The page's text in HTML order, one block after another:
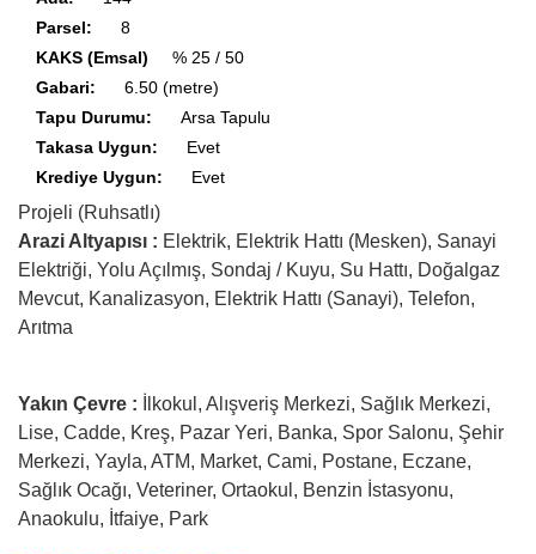
Parsel:
8
KAKS (Emsal)
% 25 / 50
Gabari:
6.50 (metre)
Tapu Durumu:
Arsa Tapulu
Takasa Uygun:
Evet
Krediye Uygun:
Evet
Projeli (Ruhsatlı)
Arazi Altyapısı : Elektrik, Elektrik Hattı (Mesken), Sanayi
Elektriği, Yolu Açılmış, Sondaj / Kuyu, Su Hattı, Doğalgaz
Mevcut, Kanalizasyon, Elektrik Hattı (Sanayi), Telefon,
Arıtma
Yakın Çevre : İlkokul, Alışveriş Merkezi, Sağlık Merkezi,
Lise, Cadde, Kreş, Pazar Yeri, Banka, Spor Salonu, Şehir
Merkezi, Yayla, ATM, Market, Cami, Postane, Eczane,
Sağlık Ocağı, Veteriner, Ortaokul, Benzin İstasyonu,
Anaokulu, İtfaiye, Park